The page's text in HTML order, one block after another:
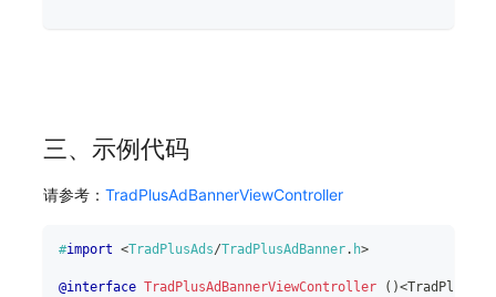
三、示例代码
请参考： TradPlusAdBannerViewController
#import <TradPlusAds/TradPlusAdBanner. h>
@interface TradPlusAdBannerViewController ( )<